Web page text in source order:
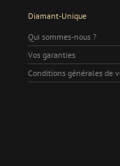
Diamant-Unique
Qui sommes-nous ?
Vos garanties
Conditions générales de